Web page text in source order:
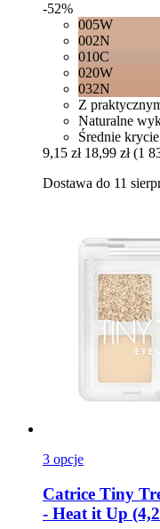
-52%
005W
002N
010C
020W
032N
Z
Naturalne
Średnie krycie
9,15 zł 18,99 zł (1
Dostawa do 11
3 opcje
Catrice Tiny
-​ Heat it Up